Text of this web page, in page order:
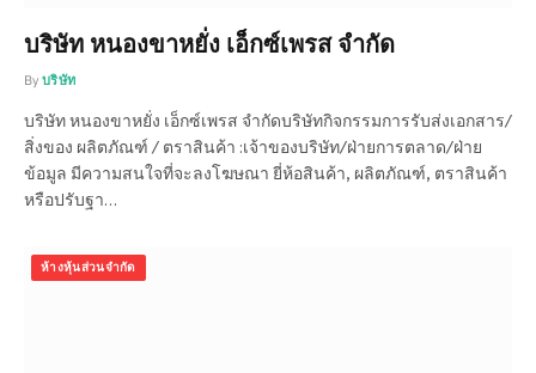
บริษัท หนองขาหยั่ง เอ็กซ์เพรส จำกัด
By บริษัท
บริษัท หนองขาหยั่ง เอ็กซ์เพรส จำกัดบริษัทกิจกรรมการรับส่งเอกสาร/
สิ่งของ ผลิตภัณฑ์ / ตราสินค้า :เจ้าของบริษัท/ฝ่ายการตลาด/ฝ่าย
ข้อมูล มีความสนใจที่จะลงโฆษณา ยี่ห้อสินค้า, ผลิตภัณฑ์, ตราสินค้า
หรือปรับฐา…
ห้างหุ้นส่วนจำกัด